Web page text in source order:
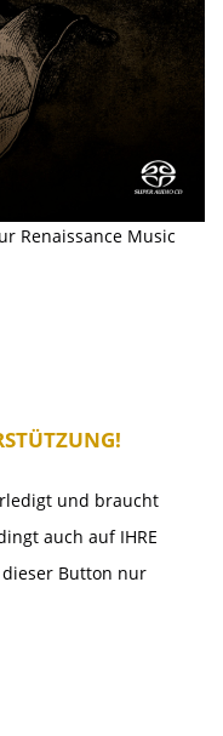
Renaissance Music
und braucht
auch auf IHRE
dieser Button nur